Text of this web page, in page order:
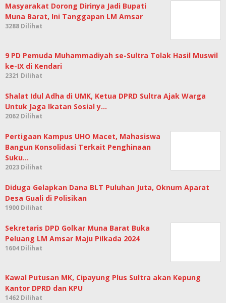
Masyarakat Dorong Dirinya Jadi Bupati
Muna Barat, Ini Tanggapan LM Amsar
3288 Dilihat
9 PD Pemuda Muhammadiyah se-Sultra Tolak Hasil Muswil
ke-IX di Kendari
2321 Dilihat
Shalat Idul Adha di UMK, Ketua DPRD Sultra Ajak Warga
Untuk Jaga Ikatan Sosial y…
2062 Dilihat
Pertigaan Kampus UHO Macet, Mahasiswa
Bangun Konsolidasi Terkait Penghinaan
Suku…
2023 Dilihat
Diduga Gelapkan Dana BLT Puluhan Juta, Oknum Aparat
Desa Guali di Polisikan
1900 Dilihat
Sekretaris DPD Golkar Muna Barat Buka
Peluang LM Amsar Maju Pilkada 2024
1604 Dilihat
Kawal Putusan MK, Cipayung Plus Sultra akan Kepung
Kantor DPRD dan KPU
1462 Dilihat